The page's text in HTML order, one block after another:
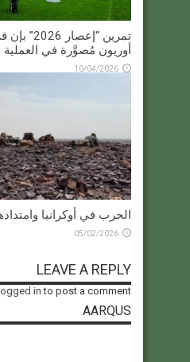
تمرين
أوريون مُصوَّرة في العملية
10/04/2026
الحرب في أوكرانيا
05/02/2026
LEAVE A REPLY
into post a comment.
AARQUS